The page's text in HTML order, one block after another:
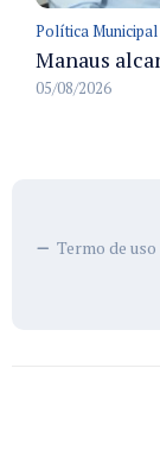
Política Municipal
05/08/2026
Termo de uso